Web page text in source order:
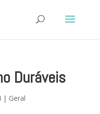
Duráveis
| Geral